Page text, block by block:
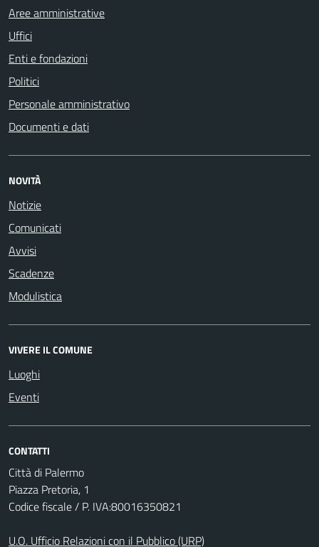
Aree amministrative
Uffici
Enti e fondazioni
Politici
Personale amministrativo
Documenti e dati
NOVITÀ
Notizie
Comunicati
Avvisi
Scadenze
Modulistica
VIVERE IL COMUNE
Luoghi
Eventi
CONTATTI
Città di Palermo
Piazza Pretoria, 1
Codice fiscale / P. IVA:80016350821
U.O. Ufficio Relazioni con il Pubblico (URP)